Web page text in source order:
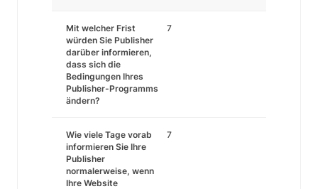
Mit welcher Frist
würden Sie Publisher
darüber informieren,
dass sich die
Bedingungen Ihres
Publisher-Programms
ändern?
7
Wie viele Tage vorab
informieren Sie Ihre
Publisher
normalerweise, wenn
Ihre Website
7